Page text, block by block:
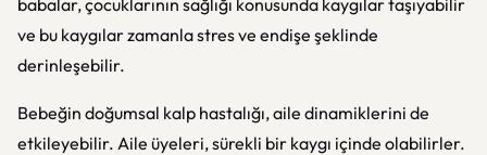
babalar, çocuklarının sağlığı konusunda kaygılar taşıyabilir
ve bu kaygılar zamanla stres ve endişe şeklinde
derinleşebilir.
Bebeğin doğumsal kalp hastalığı, aile dinamiklerini de
etkileyebilir. Aile üyeleri, sürekli bir kaygı içinde olabilirler.